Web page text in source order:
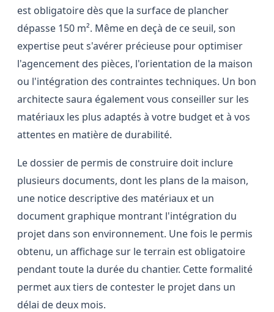
est obligatoire dès que la surface de plancher
dépasse 150 m². Même en deçà de ce seuil, son
expertise peut s'avérer précieuse pour optimiser
l'agencement des pièces, l'orientation de la maison
ou l'intégration des contraintes techniques. Un bon
architecte saura également vous conseiller sur les
matériaux les plus adaptés à votre budget et à vos
attentes en matière de durabilité.
Le dossier de permis de construire doit inclure
plusieurs documents, dont les plans de la maison,
une notice descriptive des matériaux et un
document graphique montrant l'intégration du
projet dans son environnement. Une fois le permis
obtenu, un affichage sur le terrain est obligatoire
pendant toute la durée du chantier. Cette formalité
permet aux tiers de contester le projet dans un
délai de deux mois.